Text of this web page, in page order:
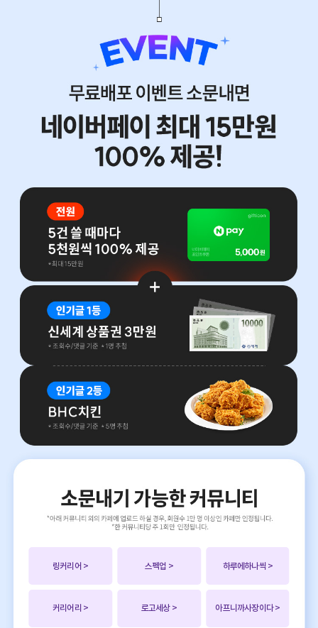
링커리어> 스펙업 > 하루에하나씩>
커리어리 > 로고세상> 아프니까사장이다>